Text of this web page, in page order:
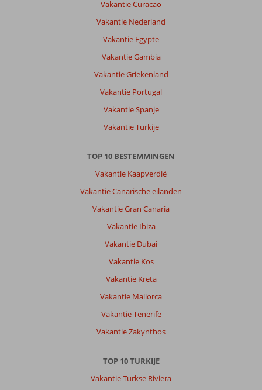
Vakantie Curacao
Vakantie Nederland
Vakantie Egypte
Vakantie Gambia
Vakantie Griekenland
Vakantie Portugal
Vakantie Spanje
Vakantie Turkije
TOP 10 BESTEMMINGEN
Vakantie Kaapverdië
Vakantie Canarische eilanden
Vakantie Gran Canaria
Vakantie Ibiza
Vakantie Dubai
Vakantie Kos
Vakantie Kreta
Vakantie Mallorca
Vakantie Tenerife
Vakantie Zakynthos
TOP 10 TURKIJE
Vakantie Turkse Riviera